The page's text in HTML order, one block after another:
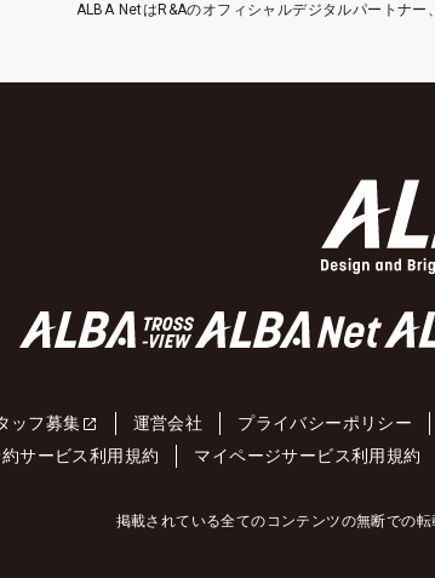
ALBA NetはR&Aのオフィシャルデジタルパートナー
ッフ募集 運営会社 プライバシーポリシー
サービス利用規約
マイページサービス利用規約
掲載されている全てのコンテンツの無断での